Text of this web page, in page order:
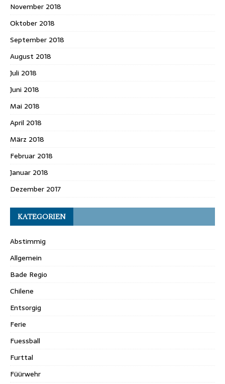
November 2018
Oktober 2018
September 2018
August 2018
Juli 2018
Juni 2018
Mai 2018
April 2018
März 2018
Februar 2018
Januar 2018
Dezember 2017
KATEGORIEN
Abstimmig
Allgemein
Bade Regio
Chilene
Entsorgig
Ferie
Fuessball
Furttal
Füürwehr